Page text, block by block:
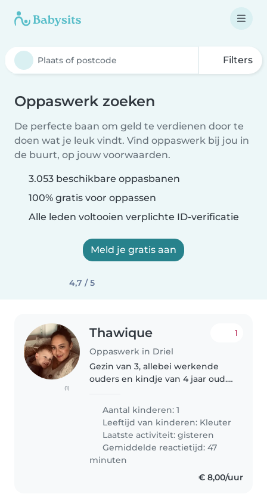
Filters
Oppaswerk zoeken
De perfecte baan om geld te verdienen door te
doen wat je leuk vindt. Vind oppaswerk bij jou in
de buurt, op jouw voorwaarden.
3.053 beschikbare oppasbanen
100% gratis voor oppassen
Alle leden voltooien verplichte ID-verificatie
Meld je gratis aan
4,7 / 5
(1)
Thawique
Oppaswerk in Driel
1
Gezin van 3, allebei werkende
ouders en kindje van 4 jaar oud.
keer in de zoveel tijd een
avondje kan oppassen, zodat wij
een keer iets met z'n 2 kunnen..
Aantal kinderen: 1
Leeftijd van kinderen: Kleuter
Laatste activiteit: gisteren
Gemiddelde reactietijd: 47
minuten
€ 8,00/uur